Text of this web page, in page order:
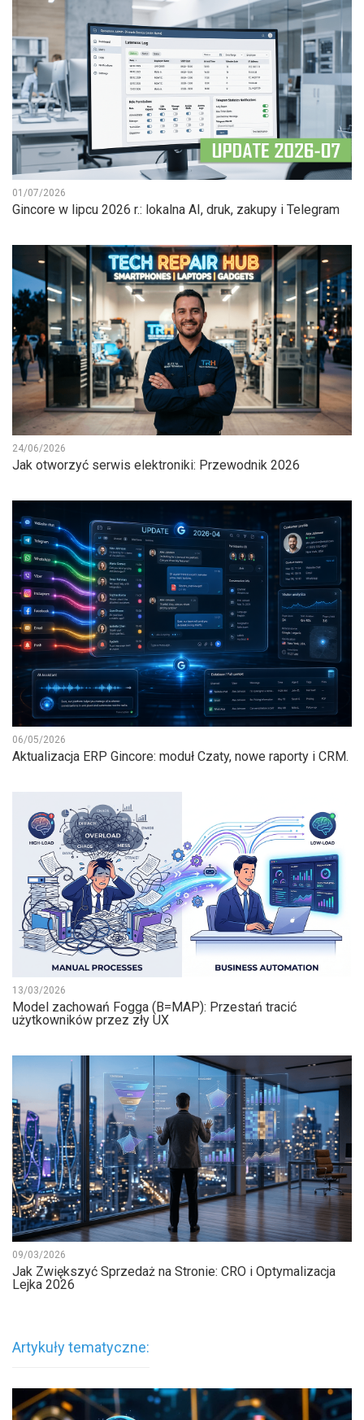
01/07/2026
Gincore w lipcu 2026 r.: lokalna AI, druk, zakupy i Telegram
24/06/2026
Jak otworzyć serwis elektroniki: Przewodnik 2026
06/05/2026
Aktualizacja ERP Gincore: moduł Czaty, nowe raporty i CRM.
13/03/2026
Model zachowań Fogga (B=MAP): Przestań tracić
użytkowników przez zły UX
09/03/2026
Jak Zwiększyć Sprzedaż na Stronie: CRO i Optymalizacja
Lejka 2026
Artykuły tematyczne: